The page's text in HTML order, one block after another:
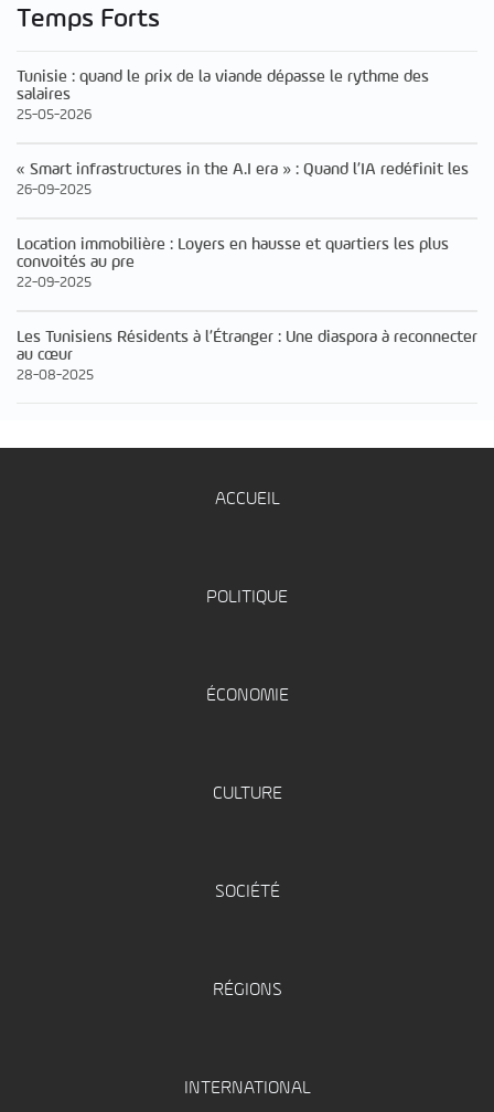
Temps Forts
Tunisie : quand le prix de la viande dépasse le rythme des
salaires
25-05-2026
« Smart infrastructures in the A.I era » : Quand l’IA redéfinit les
26-09-2025
Location immobilière : Loyers en hausse et quartiers les plus
convoités au pre
22-09-2025
Les Tunisiens Résidents à l’Étranger : Une diaspora à reconnecter
au cœur
28-08-2025
ACCUEIL
POLITIQUE
ÉCONOMIE
CULTURE
SOCIÉTÉ
RÉGIONS
INTERNATIONAL